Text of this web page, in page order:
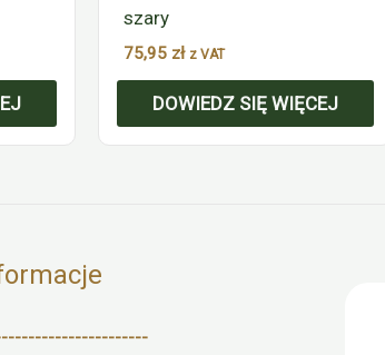
szary
75,95 zł z VAT
DOWIEDZ SIĘ WIĘCEJ